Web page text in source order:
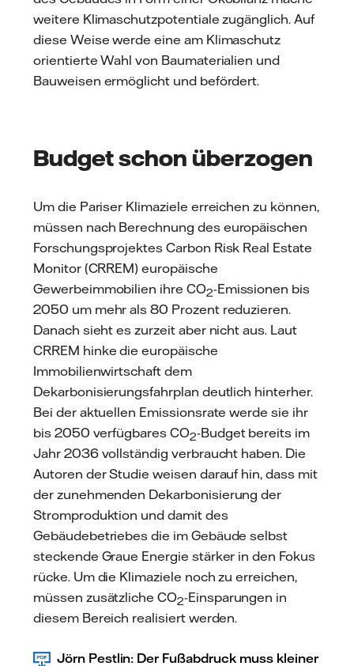
weitere Klimaschutzpotentiale zugänglich. Auf
diese Weise werde eine am Klimaschutz
orientierte Wahl von Baumaterialien und
Bauweisen ermöglicht und befördert.
Budget schon überzogen
Um die Pariser Klimaziele erreichen zu können,
müssen nach Berechnung des europäischen
Forschungsprojektes Carbon Risk Real Estate
Monitor (CRREM) europäische
Gewerbeimmobilien ihre CO2-Emissionen bis
2050 um mehr als 80 Prozent reduzieren.
Danach sieht es zurzeit aber nicht aus. Laut
CRREM hinke die europäische
Immobilienwirtschaft dem
Dekarbonisierungsfahrplan deutlich hinterher.
Bei der aktuellen Emissionsrate werde sie ihr
bis 2050 verfügbares CO2-Budget bereits im
Jahr 2036 vollständig verbraucht haben. Die
Autoren der Studie weisen darauf hin, dass mit
der zunehmenden Dekarbonisierung der
Stromproduktion und damit des
Gebäudebetriebes die im Gebäude selbst
steckende Graue Energie stärker in den Fokus
rücke. Um die Klimaziele noch zu erreichen,
müssen zusätzliche CO2-Einsparungen in
diesem Bereich realisiert werden.
Jörn Pestlin: Der Fußabdruck muss kleiner